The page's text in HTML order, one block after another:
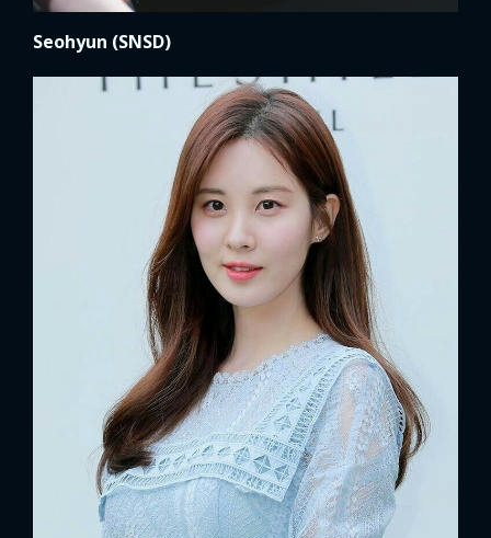
Seohyun (SNSD)